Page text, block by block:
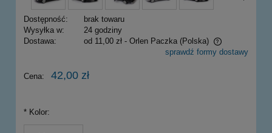
Dostępność:
brak towaru
Wysyłka w:
24 godziny
Dostawa:
od 11,00 zł - Orlen Paczka (Polska)
Cena nie zawiera ewentualnych kosztów płatności
sprawdź formy dostawy
Cena: 42,00 zł
* Kolor: